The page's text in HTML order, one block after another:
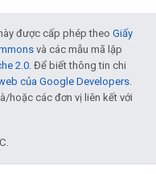
được cấp phép theo Giấy
và các mẫu mã lập
2.0. Để biết thông tin chi
của Google Developers.
hoặc các đơn vị liên kết với